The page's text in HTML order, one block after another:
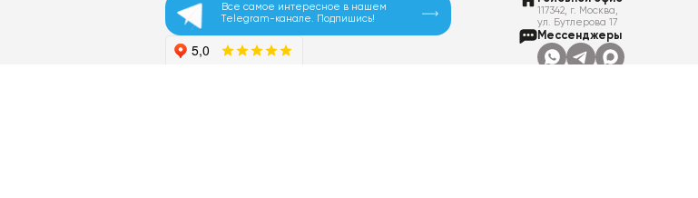
Все самое интересное в нашем
Telegram-канале. Подпишись!
117342, г. Москва,
ул. Бутлерова 17
Мессенджеры